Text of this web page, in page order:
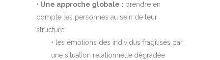
• Une approche globale : prendre en
compte les personnes au sein de leur
structure
• les émotions des individus fragilisés par
une situation relationnelle dégradée